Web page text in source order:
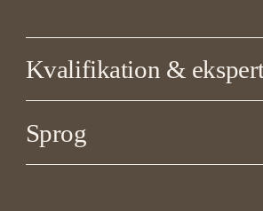
Kvalifikation &
Sprog